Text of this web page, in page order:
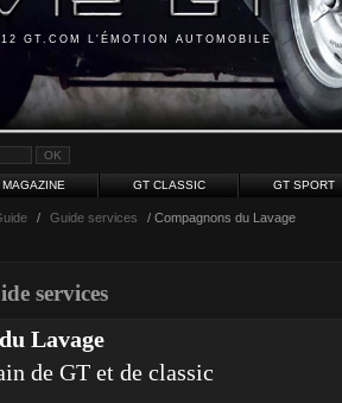
GT.COM L'ÉMOTION AUTOMOBILE
MAGAZINE GT CLASSIC GT SPORT
/ Guide services / Compagnons du Lavage
services
Lavage
de GT et de classic